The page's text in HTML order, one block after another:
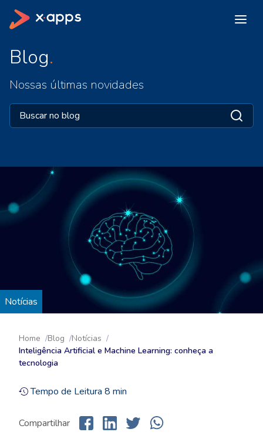
Blog
Nossas últimas novidades
Notícias
Home Blog
Notícias
Inteligência Artificial e Machine Learning: conheça a
tecnologia
Tempo de Leitura 8 min
Compartilhar